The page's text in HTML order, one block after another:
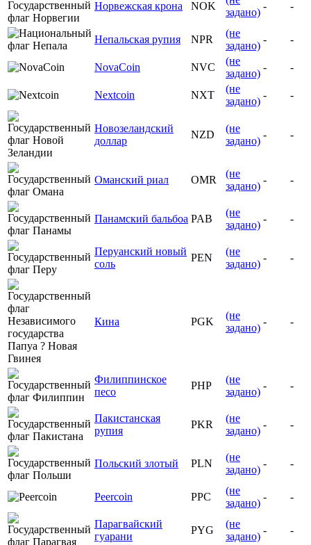
Норвежская крона NOK
задано)
- -
Непальская рупия NPR
(не
задано)
- -
NovaCoin NVC
(не
задано)
- -
Nextcoin NXT
(не
задано)
- -
Новозеландский
доллар
NZD
(не
задано)
- -
Оманский риал OMR
(не
задано)
- -
Панамский бальбоа PAB
(не
задано)
- -
Перуанский новый
соль
PEN
(не
задано)
- -
Кина PGK
(не
задано)
- -
Филиппинское
песо
PHP
(не
задано)
- -
Пакистанская
рупия
PKR
(не
задано)
- -
Польский злотый PLN
(не
задано)
- -
Peercoin PPC
(не
задано)
- -
Парагвайский
гуарани
PYG
(не
задано)
- -